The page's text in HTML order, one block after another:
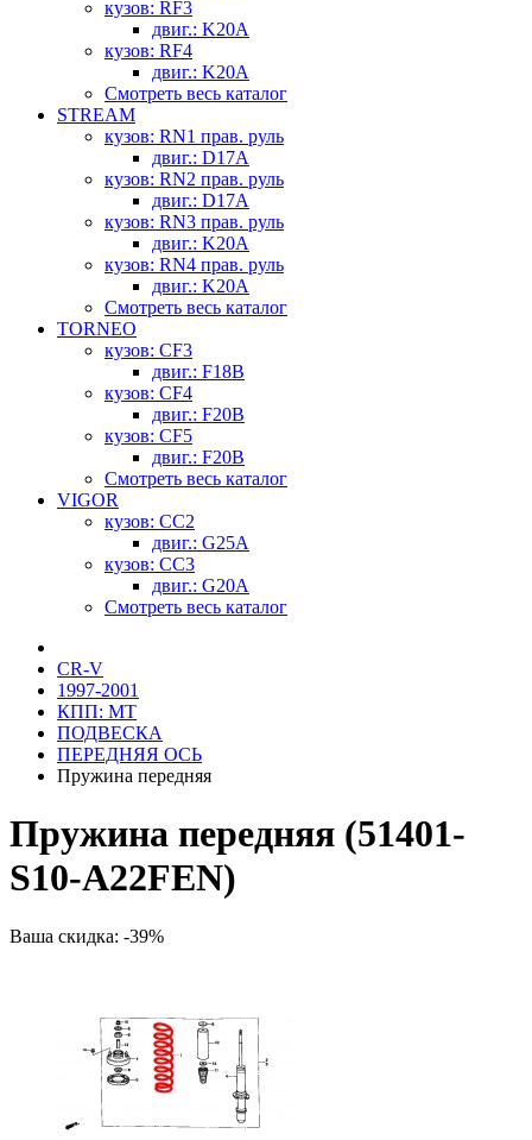
кузов: RF3
двиг.: K20A
кузов: RF4
двиг.: K20A
Смотреть весь каталог
STREAM
кузов: RN1 прав. руль
двиг.: D17A
кузов: RN2 прав. руль
двиг.: D17A
кузов: RN3 прав. руль
двиг.: K20A
кузов: RN4 прав. руль
двиг.: K20A
Смотреть весь каталог
TORNEO
кузов: CF3
двиг.: F18B
кузов: CF4
двиг.: F20B
кузов: CF5
двиг.: F20B
Смотреть весь каталог
VIGOR
кузов: CC2
двиг.: G25A
кузов: CC3
двиг.: G20A
Смотреть весь каталог
CR-V
1997-2001
КПП: MT
ПОДВЕСКА
ПЕРЕДНЯЯ ОСЬ
Пружина передняя
Пружина передняя (51401-
S10-A22FEN)
Ваша скидка: -39%